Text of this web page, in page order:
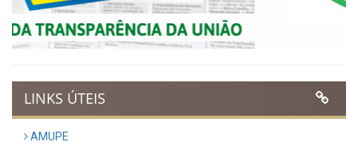
UTILIDADE PÚBLICA
Previous Next